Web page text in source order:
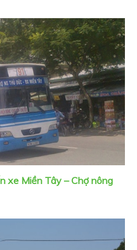
xe Miền Tây – Chợ nông